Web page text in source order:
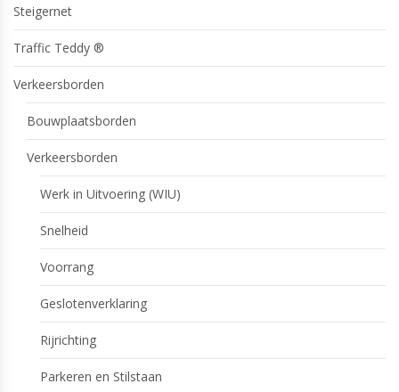
Steigernet
Traffic Teddy ®
Verkeersborden
Bouwplaatsborden
Verkeersborden
Werk in Uitvoering (WIU)
Snelheid
Voorrang
Geslotenverklaring
Rijrichting
Parkeren en Stilstaan